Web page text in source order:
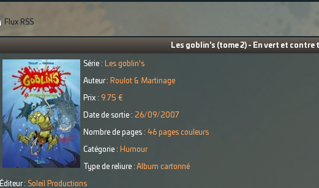
Flux RSS
Les goblin's (tome 2) - En vert et contre
Série : Les goblin's
Auteur : Roulot & Martinage
Prix : 9.75 €
Date de sortie : 26/09/2007
Nombre de pages : 46 pages couleurs
Catégorie : Humour
Type de reliure : Album cartonné
Éditeur : Soleil Productions